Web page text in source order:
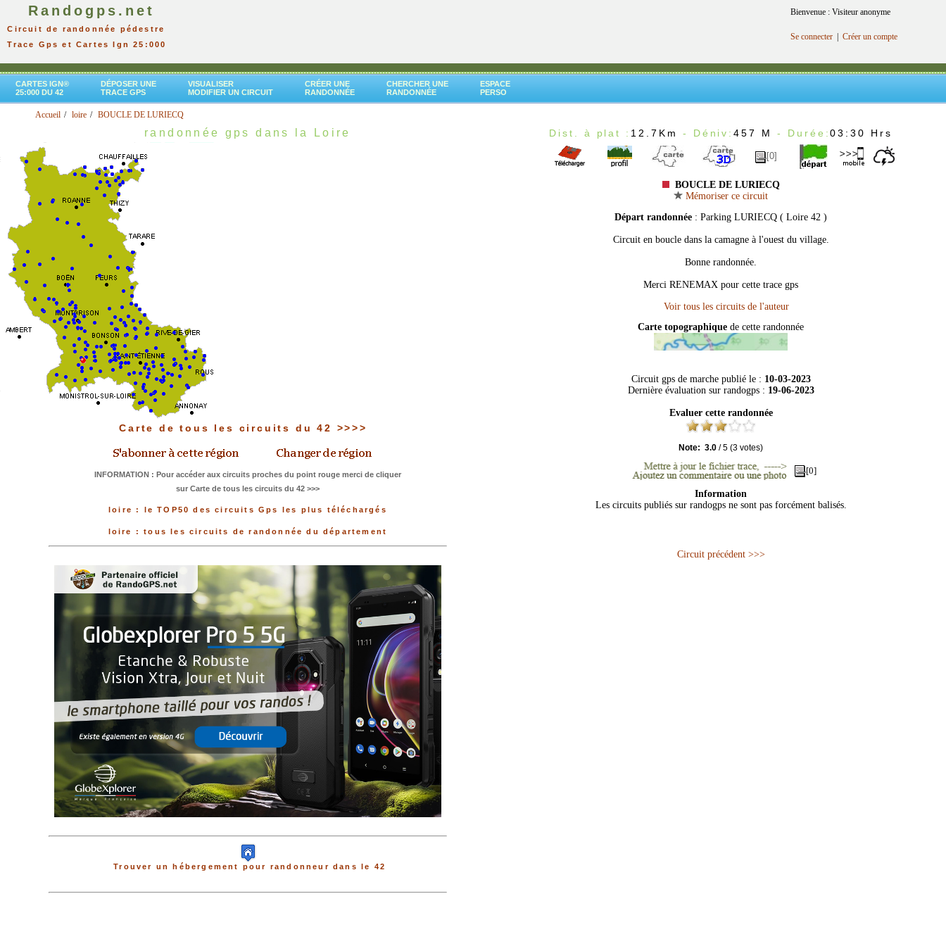
Randogps.net
Circuit de randonnée pédestre
Trace Gps et Cartes Ign 25:000
Bienvenue : Visiteur anonyme
Se connecter Créer un compte
CARTES IGN®
25:000 DU 42
DÉPOSER UNE
TRACE GPS
VISUALISER
MODIFIER UN CIRCUIT
CRÉER UNE
RANDONNÉE
CHERCHER UNE
RANDONNÉE
ESPACE
PERSO
Accueil loire BOUCLE DE LURIECQ
randonnée gps dans la Loire
Carte de tous les circuits du 42 >>>>
INFORMATION : Pour accéder aux circuits proches du point rouge merci de cliquer
sur Carte de tous les circuits du 42 >>>
loire : le TOP50 des circuits Gps les plus téléchargés
loire : tous les circuits de randonnée du département
Trouver un hébergement pour randonneur dans le 42
Dist. à plat : 12.7Km - Déniv:457 M - Durée:03:30 Hrs
[0]
BOUCLE DE LURIECQ
Mémoriser ce circuit
Départ randonnée : Parking LURIECQ ( Loire 42 )
Circuit en boucle dans la camagne à l'ouest du village.
Bonne randonnée.
Merci RENEMAX pour cette trace gps
Carte topographique de cette randonnée
Circuit gps de marche publié le : 10-03-2023
Dernière évaluation sur randogps : 19-06-2023
Evaluer cette randonnée
Note: 3.0 /5 (3 votes)
[0]
Information
Les circuits publiés sur randogps ne sont pas forcément balisés.
Circuit précédent >>>